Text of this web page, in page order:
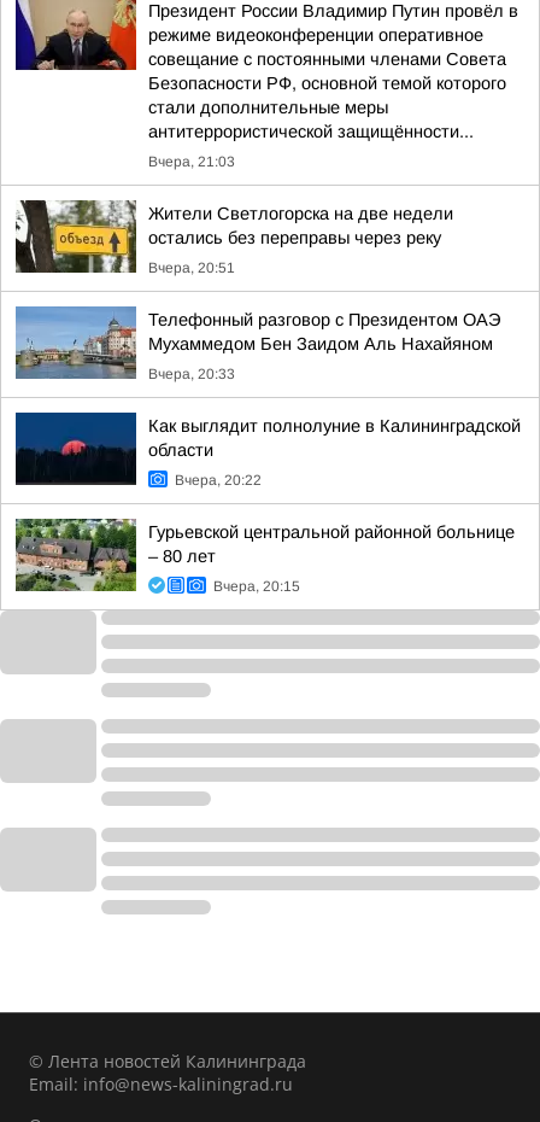
Президент России Владимир Путин провёл в
режиме видеоконференции оперативное
совещание с постоянными членами Совета
Безопасности РФ, основной темой которого
стали дополнительные меры
антитеррористической защищённости...
Вчера, 21:03
Жители Светлогорска на две недели
остались без переправы через реку
Вчера, 20:51
Телефонный разговор с Президентом ОАЭ
Мухаммедом Бен Заидом Аль Нахайяном
Вчера, 20:33
Как выглядит полнолуние в Калининградской
области
Вчера, 20:22
Гурьевской центральной районной больнице
– 80 лет
Вчера, 20:15
© Лента новостей Калининграда
Email: info@news-kaliningrad.ru